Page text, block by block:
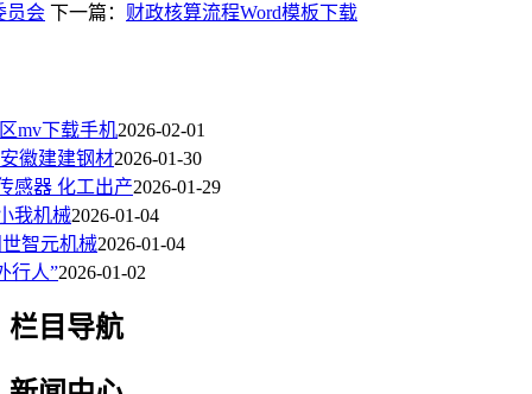
员会 下一篇： 财政核算流程Word模板下载
mv下载手机2026-02-01
徽建建钢材2026-01-30
感器 化工出产2026-01-29
我机械2026-01-04
智元机械2026-01-04
行人”2026-01-02
栏目导航